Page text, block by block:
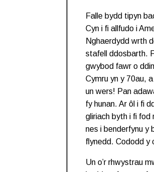
Falle bydd tipyn
Cyn i fi allfudo i
Nghaerdydd wrth
stafell ddosbarth.
gwybod fawr o
Cymru yn y 70au,
un wers! Pan
fy hunan. Ar ôl i fi
gliriach byth i fi fod
nes i benderfynu y
flynedd. Cododd y
Un o’r rhwystrau